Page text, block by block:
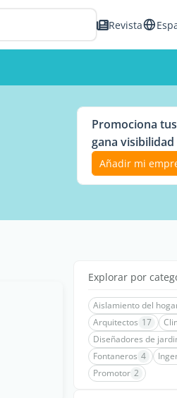
Revista
Promociona
gana visibilidad
Añadir mi
Explorar por
Aislamiento del
Arquitectos 17
Diseñadores de
Fontaneros 4
Promotor 2